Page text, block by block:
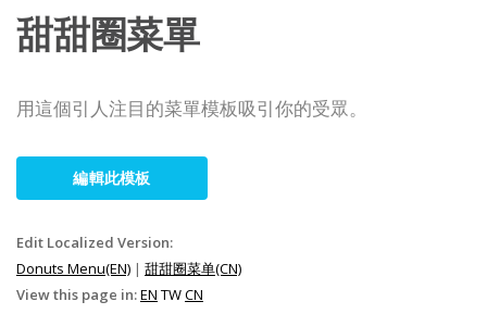
甜甜圈菜單
用這個引人注目的菜單模板吸引你的受眾。
編輯此模板
Edit Localized Version:
Donuts Menu(EN) | 甜甜圈菜单(CN)
View this page in:EN TWCN